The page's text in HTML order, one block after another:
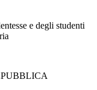
e degli studenti